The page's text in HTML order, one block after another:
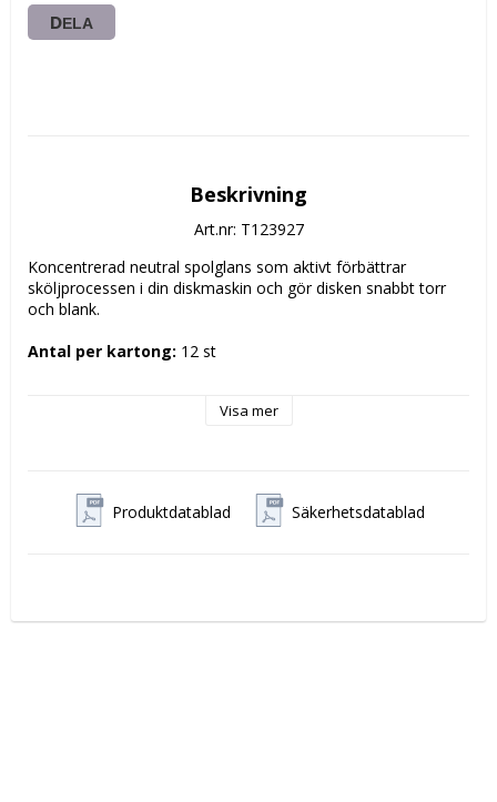
DELA
Beskrivning
Art.nr: T123927
Koncentrerad neutral spolglans som aktivt förbättrar
sköljprocessen i din diskmaskin och gör disken snabbt torr
och blank.
Antal per kartong: 12 st
Visa mer
Produktdatablad Säkerhetsdatablad